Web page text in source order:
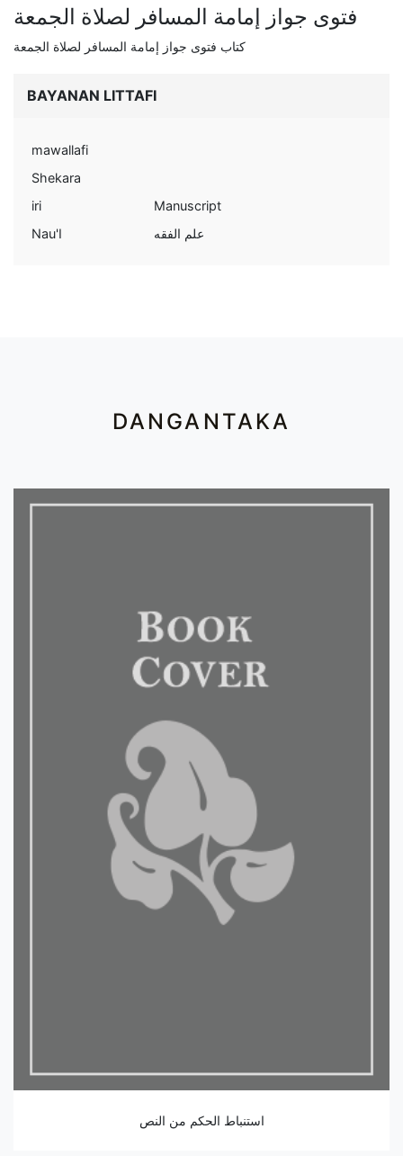
فتوى جواز إمامة المسافر لصلاة الجمعة
كتاب فتوى جواز إمامة المسافر لصلاة الجمعة
BAYANAN LITTAFI
mawallafi
Shekara
iri
Manuscript
Nau'I
علم الفقه
DANGANTAKA
استنباط الحكم من النص